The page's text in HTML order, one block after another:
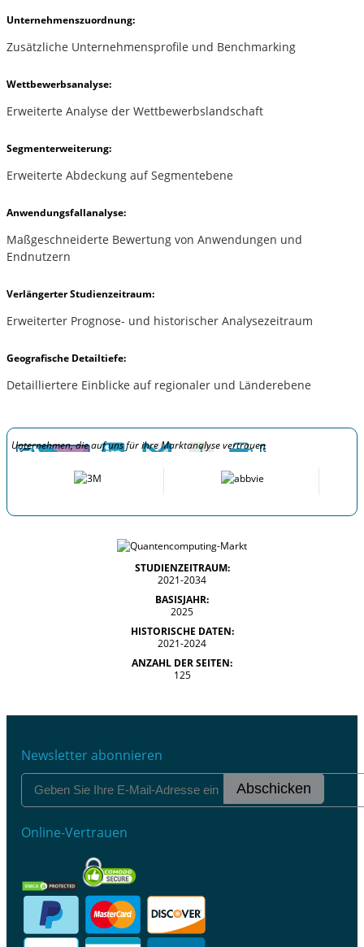
Unternehmenszuordnung:
Zusätzliche Unternehmensprofile und Benchmarking
Wettbewerbsanalyse:
Erweiterte Analyse der Wettbewerbslandschaft
Segmenterweiterung:
Erweiterte Abdeckung auf Segmentebene
Anwendungsfallanalyse:
Maßgeschneiderte Bewertung von Anwendungen und
Endnutzern
Verlängerter Studienzeitraum:
Erweiterter Prognose- und historischer Analysezeitraum
Geografische Detailtiefe:
Detailliertere Einblicke auf regionaler und Länderebene
Unternehmen, die auf uns für ihre Marktanalyse vertrauen
STUDIENZEITRAUM:
2021-2034
BASISJAHR:
2025
HISTORISCHE DATEN:
2021-2024
ANZAHL DER SEITEN:
125
Newsletter abonnieren
Abschicken
Online-Vertrauen